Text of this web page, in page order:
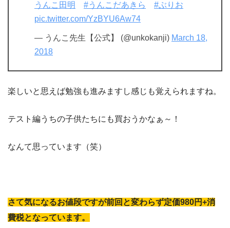
うんこ田明
#うんこだあきら
#ぶりお
pic.twitter.com/YzBYU6Aw74
— うんこ先生【公式】 (@unkokanji) March 18,
2018
楽しいと思えば勉強も進みますし感じも覚えられますね。
テスト編うちの子供たちにも買おうかなぁ～！
なんて思っています（笑）
さて気になるお値段ですが前回と変わらず定価980円+消
費税となっています。